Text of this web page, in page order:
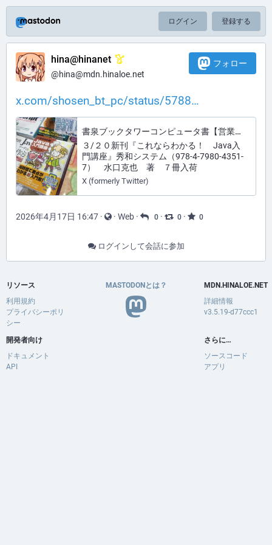
ログイン 登録する
hina@hinanet
@hina@mdn.hinaloe.net
フォロー
x.com/shosen_bt_pc/status/5788
書泉ブックタワーコンピュータ書【営業時間11:00~20:00】 (@shosen_bt_pc) on X
３/２０新刊『これならわかる！ Java入
門講座』秀和システム（978-4-7980-4351-
7） 水口克也 著 ７冊入荷
X (formerly Twitter)
2026年4月17日 16:47 · · Web · 0 · 0 · 0
ログインして会話に参加
リソース
利用規約
プライバシーポリ
シー
開発者向け
ドキュメント
API
MASTODONとは？
MDN.HINALOE.NET
詳細情報
v3.5.19-d77ccc1
さらに…
ソースコード
アプリ